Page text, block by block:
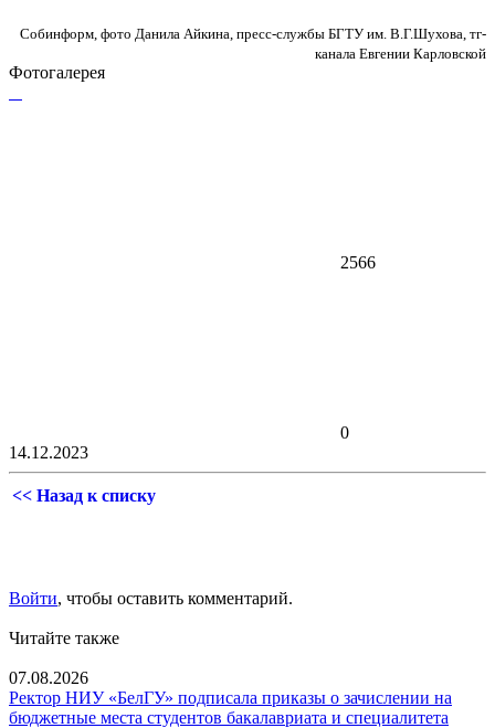
Собинформ, фото Данила Айкина, пресс-службы БГТУ им. В.Г.Шухова, тг-
канала Евгении Карловской
Фотогалерея
2566
0
14.12.2023
<< Назад к списку
Войти, чтобы оставить комментарий.
Читайте также
07.08.2026
Ректор НИУ «БелГУ» подписала приказы о зачислении на
бюджетные места студентов бакалавриата и специалитета